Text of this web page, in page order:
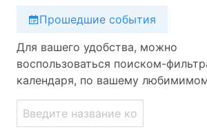
Прошедшие события
Для вашего удобства, можно
воспользоваться поиском-
календаря, по вашему